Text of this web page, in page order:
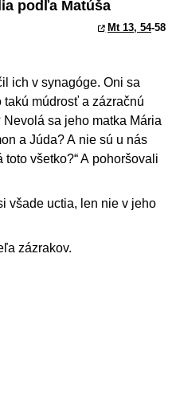
podľa Matúša
Mt 13, 54-58
ich v synagóge. Oni sa
takú múdrosť a zázračnú
sa jeho matka Mária
a Júda? A nie sú u nás
všetko?“ A pohoršovali
všade uctia, len nie v jeho
zázrakov.